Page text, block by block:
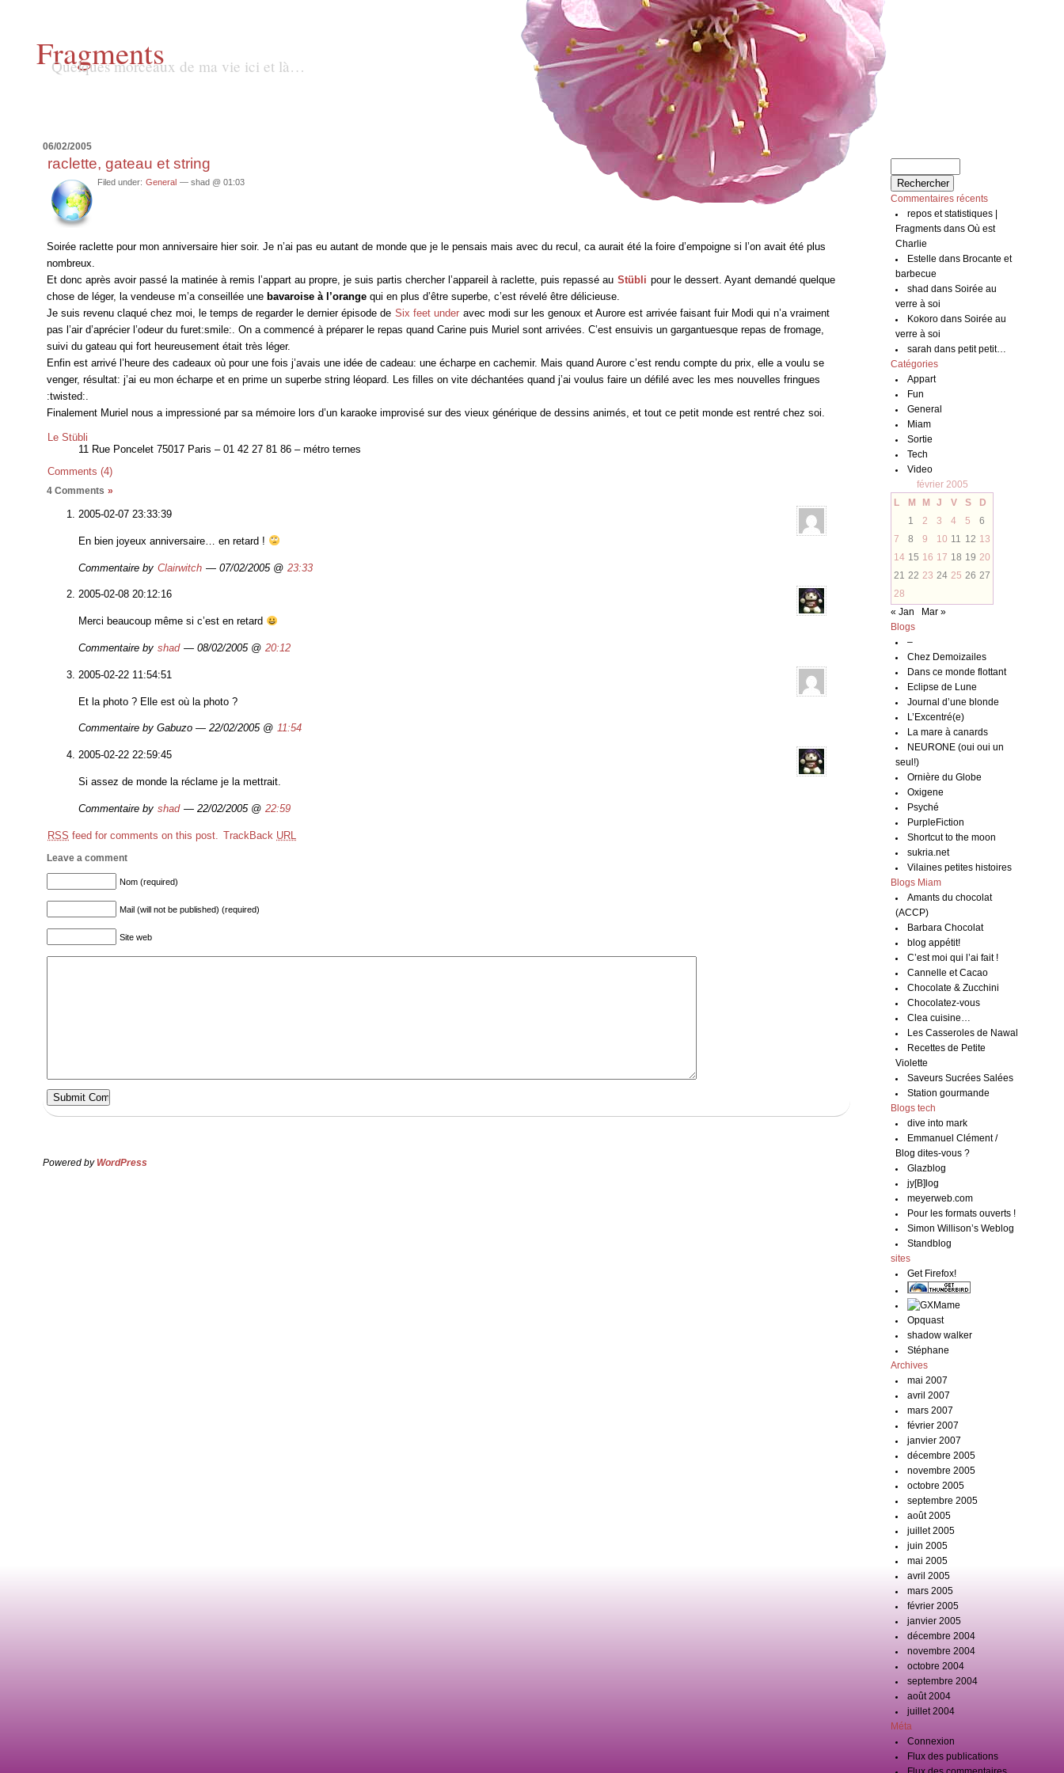
Fragments
Quelques morceaux de ma vie ici et là…
06/02/2005
raclette, gateau et string
Filed under: General — shad @ 01:03
Soirée raclette pour mon anniversaire hier soir. Je n’ai pas eu autant de monde que je le pensais mais avec du recul, ca aurait été la foire d’empoigne si l’on avait été plus
nombreux.
Et donc après avoir passé la matinée à remis l’appart au propre, je suis partis chercher l’appareil à raclette, puis repassé au Stübli pour le dessert. Ayant demandé quelque
chose de léger, la vendeuse m’a conseillée une bavaroise à l’orange qui en plus d’être superbe, c’est révelé être délicieuse.
Je suis revenu claqué chez moi, le temps de regarder le dernier épisode de Six feet under avec modi sur les genoux et Aurore est arrivée faisant fuir Modi qui n’a vraiment
pas l’air d’aprécier l’odeur du furet:smile:. On a commencé à préparer le repas quand Carine puis Muriel sont arrivées. C’est ensuivis un gargantuesque repas de fromage,
suivi du gateau qui fort heureusement était très léger.
Enfin est arrivé l’heure des cadeaux où pour une fois j’avais une idée de cadeau: une écharpe en cachemir. Mais quand Aurore c’est rendu compte du prix, elle a voulu se
venger, résultat: j’ai eu mon écharpe et en prime un superbe string léopard. Les filles on vite déchantées quand j’ai voulus faire un défilé avec les mes nouvelles fringues
:twisted:.
Finalement Muriel nous a impressioné par sa mémoire lors d’un karaoke improvisé sur des vieux générique de dessins animés, et tout ce petit monde est rentré chez soi.
Le Stübli
11 Rue Poncelet 75017 Paris – 01 42 27 81 86 – métro ternes
Comments (4)
4 Comments »
2005-02-07 23:33:39
En bien joyeux anniversaire… en retard !
Commentaire by Clairwitch — 07/02/2005 @ 23:33
2005-02-08 20:12:16
Merci beaucoup même si c’est en retard
Commentaire by shad — 08/02/2005 @ 20:12
2005-02-22 11:54:51
Et la photo ? Elle est où la photo ?
Commentaire by Gabuzo — 22/02/2005 @ 11:54
2005-02-22 22:59:45
Si assez de monde la réclame je la mettrait.
Commentaire by shad — 22/02/2005 @ 22:59
RSS feed for comments on this post. TrackBack URL
Leave a comment
Nom (required)
Mail (will not be published) (required)
Site web
Commentaires récents
repos et statistiques |
Fragmentsdans Où est
Charlie
Estelle dans Brocante et
barbecue
shad dansSoirée au
verre à soi
Kokoro dansSoirée au
verre à soi
sarah danspetit petit…
Catégories
Appart
Fun
General
Miam
Sortie
Tech
Video
février 2005
L
M M J V S
D
1
2 3 4 5
6
7
8 9 10 11 12 13
14 15 16 17 18 19 20
21
22 23 24 25 26 27
28
« Jan
Mar »
Blogs
–
Chez Demoizailes
Dans ce monde flottant
Eclipse de Lune
Journal d’une blonde
L’Excentré(e)
La mare à canards
NEURONE (oui oui un
seul!)
Ornière du Globe
Oxigene
Psyché
PurpleFiction
Shortcut to the moon
sukria.net
Vilaines petites histoires
Blogs Miam
Amants du chocolat
(ACCP)
Barbara Chocolat
blog appétit!
C’est moi qui l’ai fait !
Cannelle et Cacao
Chocolate & Zucchini
Chocolatez-vous
Clea cuisine…
Les Casseroles de Nawal
Recettes de Petite
Violette
Saveurs Sucrées Salées
Station gourmande
Blogs tech
dive into mark
Emmanuel Clément /
Blog dites-vous ?
Glazblog
jy[B]log
meyerweb.com
Pour les formats ouverts !
Simon Willison’s Weblog
Standblog
sites
Get Firefox!
Opquast
shadow walker
Stéphane
Archives
mai 2007
avril 2007
mars 2007
février 2007
janvier 2007
décembre 2005
novembre 2005
octobre 2005
septembre 2005
août 2005
juillet 2005
juin 2005
mai 2005
avril 2005
mars 2005
février 2005
janvier 2005
décembre 2004
novembre 2004
octobre 2004
septembre 2004
août 2004
juillet 2004
Méta
Connexion
Flux des publications
Powered by WordPress